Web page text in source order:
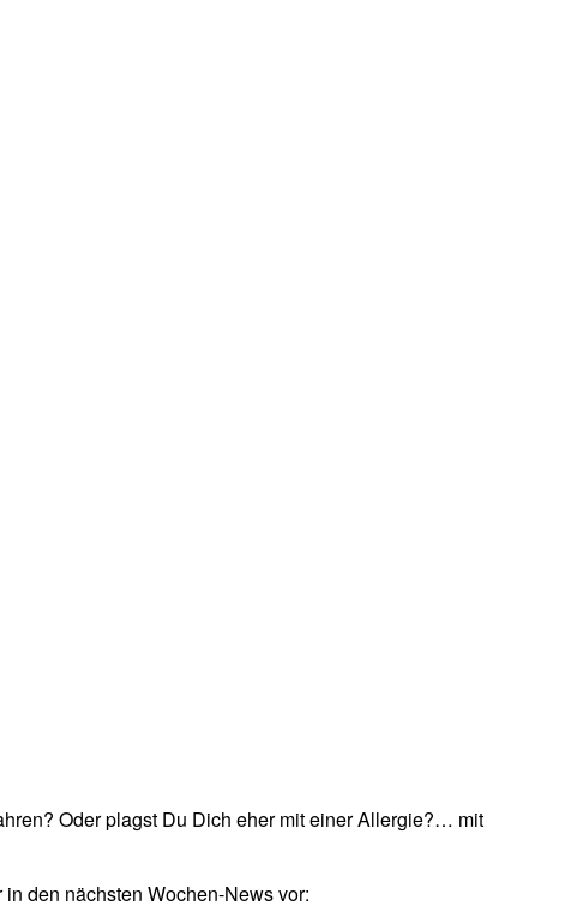
Oder plagst Du Dich eher mit einer Allergie?… mit
den nächsten Wochen-News vor: